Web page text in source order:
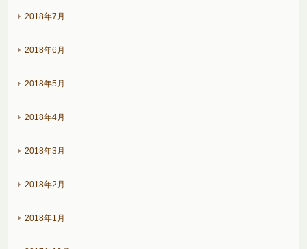
2018年7月
2018年6月
2018年5月
2018年4月
2018年3月
2018年2月
2018年1月